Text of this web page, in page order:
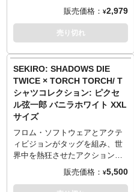
http://www.torchtorch.jp
XLサイズ （77cm／58cm／
54cm／24cm）
60cm／26cm）
──────────────────
■マテリアル
綿100% 5.6oz ヘビーウェイトボ
ディ
※杢灰のみ 綿90%、ポリエステ
ル10% 5.6oz ヘビーウェイトボ
ディ
http://www.torchtorch.jp
家・青木薫氏の描き下ろしによ
る、静謐かつ迫力ある仕上がり
生地はしっかりとした厚みの5.6
合いが出るのが特徴です。
──────────────────
■サイズ（着丈／身幅／肩幅／袖
丈）
Sサイズ （65cm／49cm／42cm
／19cm）
Mサイズ （69cm／52cm／46cm
／20cm）
XLサイズ （77cm／58cm／
DIE TWICE』の世界では、この
ような手拭いが使われていたの
では…という想像から誕生した
アイテム。細い糸を高密度で打
ち込んだ特岡生地を使用し、柔
追求。伝統的な手拭いの風合い
を出すために染料を使用し、裏
面にもデザインが透けるよう配
慮されました。ラインナップは
「御子九郎」、「葦名弦一
郎」、「孤影衆」の3種で、それ
ぞれの紋をモチーフにデザイ
ン。こちらは「葦名弦一郎」、
これも、葦名のため……。
※「手拭い」の性質上、少なか
販売価格： ¥2,979
売り切れ
SEKIRO: SHADOWS DIE
TWICE × TORCH TORCH/ T
シャツコレクション: ピクセ
ル弦一郎 バニラホワイト XXL
サイズ
フロム・ソフトウェアとアクテ
ィビジョンがタッグを組み、世
界中を熱狂させたアクション・
アドベンチャーゲーム
『SEKIRO: SHADOWS DIE
TWICE』。「TORCH TORCH」
販売価格： ¥5,500